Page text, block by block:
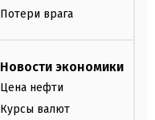
Потери врага
Новости экономики
Цена нефти
Курсы валют